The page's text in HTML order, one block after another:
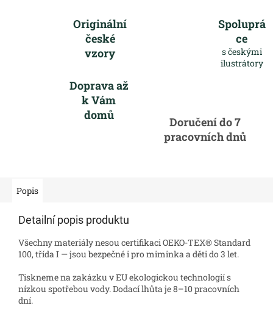
Originální
české
vzory
Spoluprá
ce
s českými
ilustrátory
Doprava až
k Vám
domů
Doručení do 7
pracovních dnů
Popis
Detailní popis produktu
Všechny materiály nesou certifikaci OEKO-TEX® Standard
100, třída I — jsou bezpečné i pro miminka a děti do 3 let.
Tiskneme na zakázku v EU ekologickou technologií s
nízkou spotřebou vody. Dodací lhůta je 8–10 pracovních
dní.